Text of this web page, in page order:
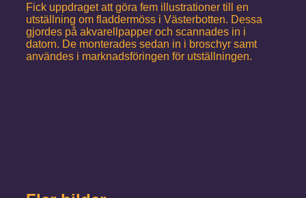
Fick uppdraget att göra fem illustrationer till en
utställning om fladdermöss i Västerbotten. Dessa
gjordes på akvarellpapper och scannades in i
datorn. De monterades sedan in i broschyr samt
användes i marknadsföringen för utställningen.